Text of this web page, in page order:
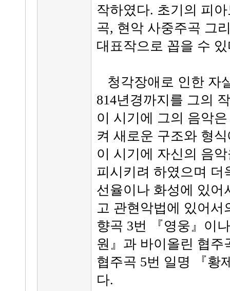
작하였다. 초기의 피
곡, 현악 사중주곡 그
대표작으로 꼽을 수
청각장애로 인한 자
814년경까지를 그의
이 시기에 그의 음악
켜 새로운 구조와 형
이 시기에 자신의 음
피시키려 하였으며 더
선율이나 화성에 있어
고 관현악법에 있어서
향곡 3번 『영웅』이
원』과 바이올린 협주
협주곡 5번 일명 『황
다.